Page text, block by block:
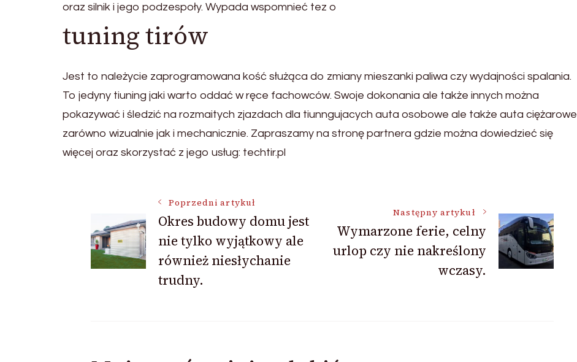
oraz silnik i jego podzespoły. Wypada wspomnieć tez o
tuning tirów
Jest to należycie zaprogramowana kość służąca do zmiany mieszanki paliwa czy wydajności spalania.
To jedyny tiuning jaki warto oddać w ręce fachowców. Swoje dokonania ale także innych można
pokazywać i śledzić na rozmaitych zjazdach dla tiunngujacych auta osobowe ale także auta ciężarowe
zarówno wizualnie jak i mechanicznie. Zapraszamy na stronę partnera gdzie można dowiedzieć się
więcej oraz skorzystać z jego usług: techtir.pl
Nawigacja
wpisu
Poprzedni artykuł
Okres budowy domu jest
nie tylko wyjątkowy ale
również niesłychanie
trudny.
Następny artykuł
Wymarzone ferie, celny
urlop czy nie nakreślony
wczasy.